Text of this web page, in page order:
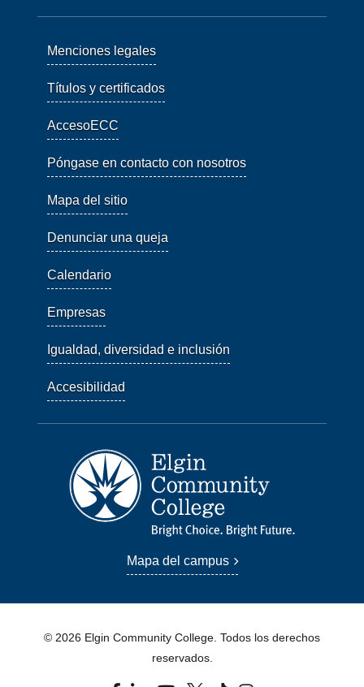
Menciones legales
Títulos y certificados
AccesoECC
Póngase en contacto con nosotros
Mapa del sitio
Denunciar una queja
Calendario
Empresas
Igualdad, diversidad e inclusión
Accesibilidad
Mapa del campus
© 2026 Elgin Community College. Todos los derechos
reservados.